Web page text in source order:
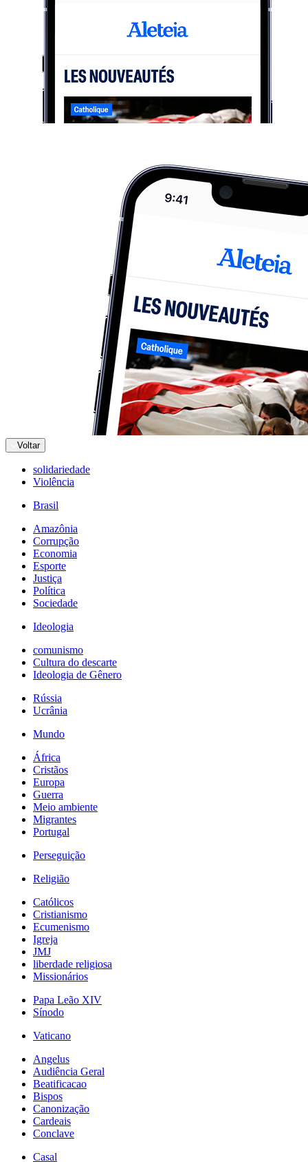
Voltar
solidariedade
Violência
Brasil
Amazônia
Corrupção
Economia
Esporte
Justiça
Política
Sociedade
Ideologia
comunismo
Cultura do descarte
Ideologia de Gênero
Rússia
Ucrânia
Mundo
África
Cristãos
Europa
Guerra
Meio ambiente
Migrantes
Portugal
Perseguição
Religião
Católicos
Cristianismo
Ecumenismo
Igreja
JMJ
liberdade religiosa
Missionários
Papa Leão XIV
Sínodo
Vaticano
Angelus
Audiência Geral
Beatificacao
Bispos
Canonização
Cardeais
Conclave
Casal